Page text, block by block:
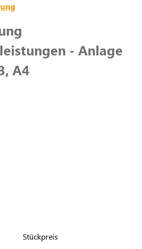
- Anlage
A4
Stückpreis